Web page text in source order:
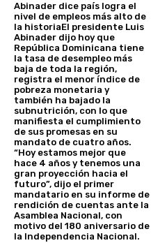
Abinader dice país logra el
nivel de empleos más alto de
la historiaEl presidente Luis
Abinader dijo hoy que
República Dominicana tiene
la tasa de desempleo más
baja de toda la región,
registra el menor índice de
pobreza monetaria y
también ha bajado la
subnutrición, con lo que
manifiesta el cumplimiento
de sus promesas en su
mandato de cuatro años.
“Hoy estamos mejor que
hace 4 años y tenemos una
gran proyección hacia el
futuro”, dijo el primer
mandatario en su informe de
rendición de cuentas ante la
Asamblea Nacional, con
motivo del 180 aniversario de
la Independencia Nacional.